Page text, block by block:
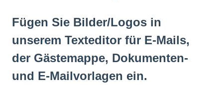
Fügen Sie Bilder/Logos in
unserem Texteditor für E-Mails,
der Gästemappe, Dokumenten-
und E-Mailvorlagen ein.